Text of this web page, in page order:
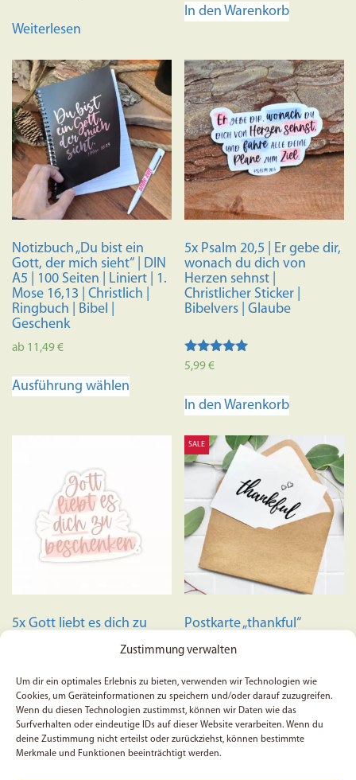
Zustimmung verwalten
Um dir ein optimales Erlebnis zu bieten, verwenden wir Technologien wie
Cookies, um Geräteinformationen zu speichern und/oder darauf zuzugreifen.
Wenn du diesen Technologien zustimmst, können wir Daten wie das
Surfverhalten oder eindeutige IDs auf dieser Website verarbeiten. Wenn du
deine Zustimmung nicht erteilst oder zurückziehst, können bestimmte
Merkmale und Funktionen beeinträchtigt werden.
Weiterlesen
In den Warenkorb
Notizbuch „Du bist ein
Gott, der mich sieht“ | DIN
A5 | 100 Seiten | Liniert | 1.
Mose 16,13 | Christlich |
Ringbuch | Bibel |
Geschenk
ab 11,49€
Ausführung wählen
Varianten
Optionen
können
auf
Produktseite
werden
5x Psalm 20,5 | Er gebe dir,
wonach du dich von
Herzen sehnst |
Christlicher Sticker |
Bibelvers | Glaube
Bewertet mit
5,99€
In den Warenkorb
5x Gott liebt es dich zu
5,99€
SALE
Postkarte „thankful“
0,75€
Preis:1,00 €(Du sparst 25%)